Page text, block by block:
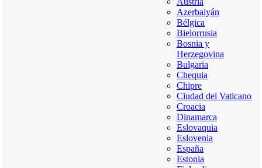
Azerbaiyán
Bélgica
Bielorrusia
Bosnia y
Herzegovina
Bulgaria
Chequia
Chipre
Ciudad del Vaticano
Croacia
Dinamarca
Eslovaquia
Eslovenia
España
Estonia